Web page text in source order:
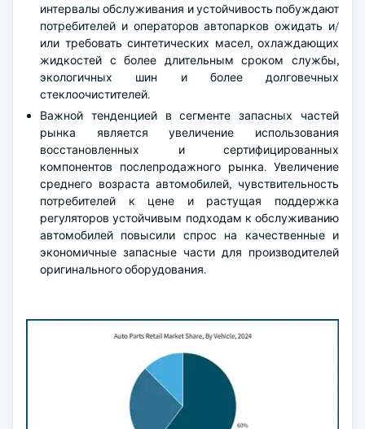
интервалы обслуживания и устойчивость побуждают
потребителей и операторов автопарков ожидать и/
или требовать синтетических масел, охлаждающих
жидкостей с более длительным сроком службы,
экологичных шин и более долговечных
стеклоочистителей.
Важной тенденцией в сегменте запасных частей
рынка является увеличение использования
восстановленных и сертифицированных
компонентов послепродажного рынка. Увеличение
среднего возраста автомобилей, чувствительность
потребителей к цене и растущая поддержка
регуляторов устойчивым подходам к обслуживанию
автомобилей повысили спрос на качественные и
экономичные запасные части для производителей
оригинального оборудования.